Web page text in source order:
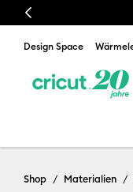
Previous
Design Space
Shop Materialien